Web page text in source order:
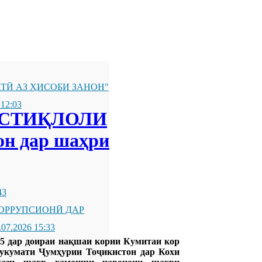
АЗ ҲИСОБИ ЗАНОН"
ДАР
15:33
дар шаҳри
дар доираи нақшаи кории Кумитаи кор
Ҷумҳурии Тоҷикистон дар Кохи